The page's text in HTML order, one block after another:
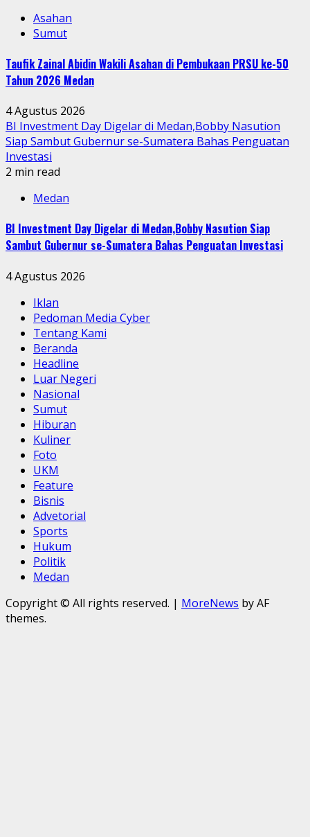
Asahan
Sumut
Taufik Zainal Abidin Wakili Asahan di Pembukaan PRSU ke-50
Tahun 2026 Medan
4 Agustus 2026
BI Investment Day Digelar di Medan,Bobby Nasution
Siap Sambut Gubernur se-Sumatera Bahas Penguatan
Investasi
2 min read
Medan
BI Investment Day Digelar di Medan,Bobby Nasution Siap
Sambut Gubernur se-Sumatera Bahas Penguatan Investasi
4 Agustus 2026
Iklan
Pedoman Media Cyber
Tentang Kami
Beranda
Headline
Luar Negeri
Nasional
Sumut
Hiburan
Kuliner
Foto
UKM
Feature
Bisnis
Advetorial
Sports
Hukum
Politik
Medan
Copyright © All rights reserved. | MoreNews by AF
themes.